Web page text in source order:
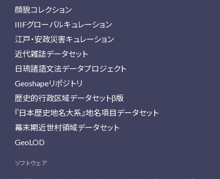
顔貌コレクション
IIIFグローバルキュレーション
江戸・安政災害キュレーション
近代雑誌データセット
日琉諸語文法データプロジェクト
Geoshapeリポジトリ
歴史的行政区域データセットβ版
『日本歴史地名大系』地名項目データセット
幕末期近世村領域データセット
GeoLOD
ソフトウェア